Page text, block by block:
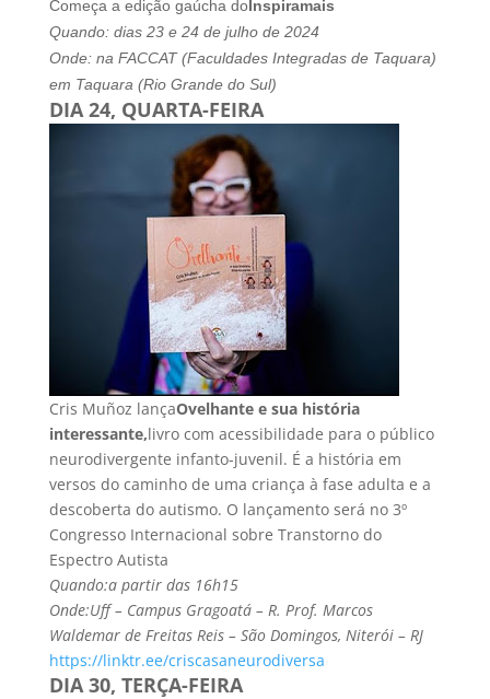
Começa a edição gaúcha doInspiramais
Quando: dias 23 e 24 de julho de 2024
Onde: na FACCAT (Faculdades Integradas de Taquara)
em Taquara (Rio Grande do Sul)
DIA 24, QUARTA-FEIRA
Cris Muñoz lançaOvelhante e sua história
interessante,livro com acessibilidade para o público
neurodivergente infanto-juvenil. É a história em
versos do caminho de uma criança à fase adulta e a
descoberta do autismo. O lançamento será no 3º
Congresso Internacional sobre Transtorno do
Espectro Autista
Quando:a partir das 16h15
Onde:Uff – Campus Gragoatá – R. Prof. Marcos
Waldemar de Freitas Reis – São Domingos, Niterói – RJ
https://linktr.ee/criscasaneurodiversa
DIA 30, TERÇA-FEIRA